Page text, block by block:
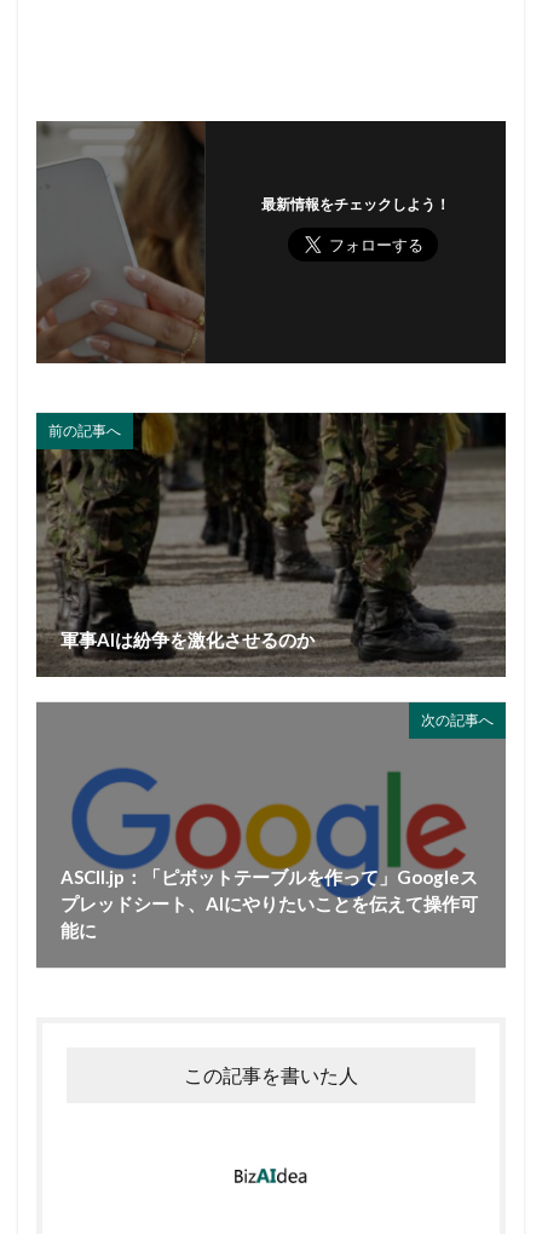
最新情報をチェックしよう！
前の記事へ
軍事AIは紛争を激化させるのか
次の記事へ
ASCII.jp：「ピボットテーブルを作って」Googleス
プレッドシート、AIにやりたいことを伝えて操作可
能に
この記事を書いた人